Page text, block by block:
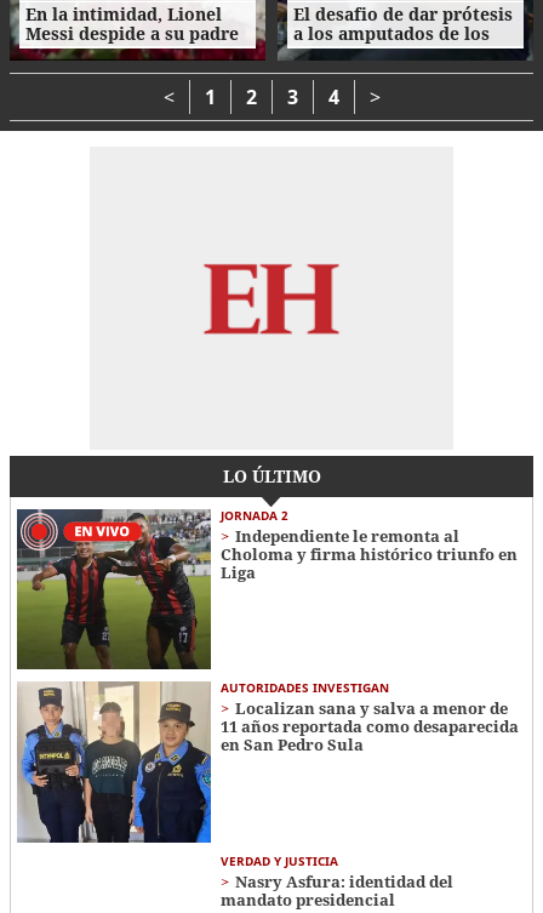
En la intimidad, Lionel
Messi despide a su padre
Jorge en Rosario
El desafio de dar prótesis
a los amputados de los
terremotos en Venezuela
< 1 2 3 4 >
LO ÚLTIMO
JORNADA 2
Independiente le remonta al
Choloma y firma histórico triunfo en
Liga
AUTORIDADES INVESTIGAN
Localizan sana y salva a menor de
11 años reportada como desaparecida
en San Pedro Sula
VERDAD Y JUSTICIA
Nasry Asfura: identidad del
mandato presidencial